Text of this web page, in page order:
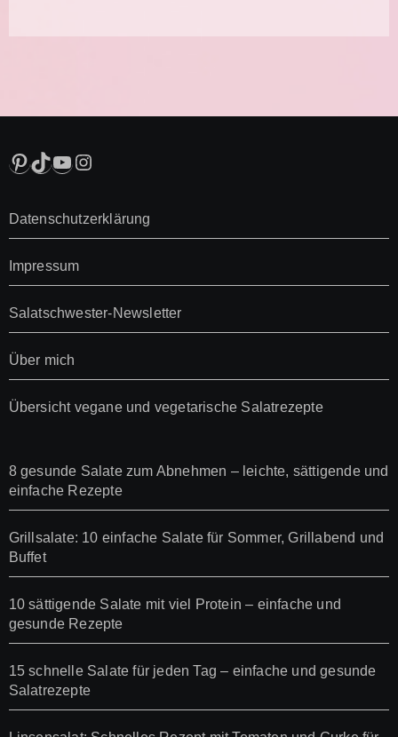
Pinterest
TikTok
YouTube
Instagram
Datenschutzerklärung
Impressum
Salatschwester-Newsletter
Über mich
Übersicht vegane und vegetarische Salatrezepte
8 gesunde Salate zum Abnehmen – leichte, sättigende und
einfache Rezepte
Grillsalate: 10 einfache Salate für Sommer, Grillabend und
Buffet
10 sättigende Salate mit viel Protein – einfache und
gesunde Rezepte
15 schnelle Salate für jeden Tag – einfache und gesunde
Salatrezepte